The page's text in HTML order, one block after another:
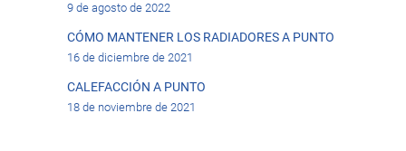
9 de agosto de 2022
CÓMO MANTENER LOS RADIADORES A PUNTO
16 de diciembre de 2021
CALEFACCIÓN A PUNTO
18 de noviembre de 2021